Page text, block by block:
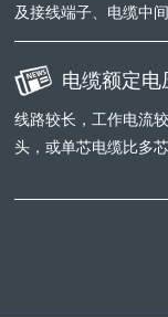
及接线端子、电缆中
电缆额定电
线路较长，工作电流
头，或单芯电缆比多